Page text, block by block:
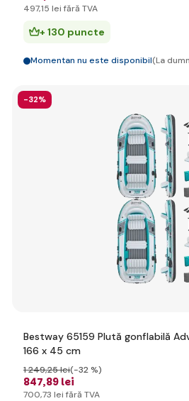
497,15 lei fără TVA
+ 130 puncte
Momentan nu este disponibil(La
-32%
Bestway 65159 Plută gonflabilă
166 x 45 cm
847,89 lei
1 249,25 lei(-32 %)
700,73 lei fără TVA